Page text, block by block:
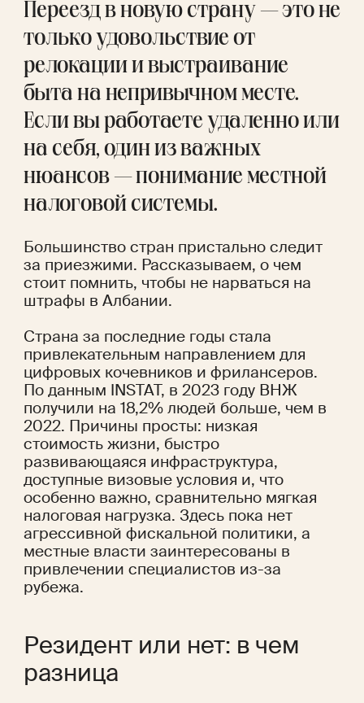
Переезд в новую страну — это не
только удовольствие от
релокации и выстраивание
быта на непривычном месте.
Если вы работаете удаленно или
на себя, один из важных
нюансов — понимание местной
налоговой системы.
Большинство стран пристально следит
за приезжими. Рассказываем, о чем
стоит помнить, чтобы не нарваться на
штрафы в Албании.
Страна за последние годы стала
привлекательным направлением для
цифровых кочевников и фрилансеров.
По данным INSTAT, в 2023 году ВНЖ
получили на 18,2% людей больше, чем в
2022. Причины просты: низкая
стоимость жизни, быстро
развивающаяся инфраструктура,
доступные визовые условия и, что
особенно важно, сравнительно мягкая
налоговая нагрузка. Здесь пока нет
агрессивной фискальной политики, а
местные власти заинтересованы в
привлечении специалистов из-за
рубежа.
Резидент или нет: в чем
разница